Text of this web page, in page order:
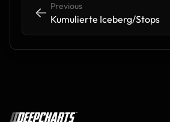
<- <-
Previous
Kumulierte Iceberg/Stops